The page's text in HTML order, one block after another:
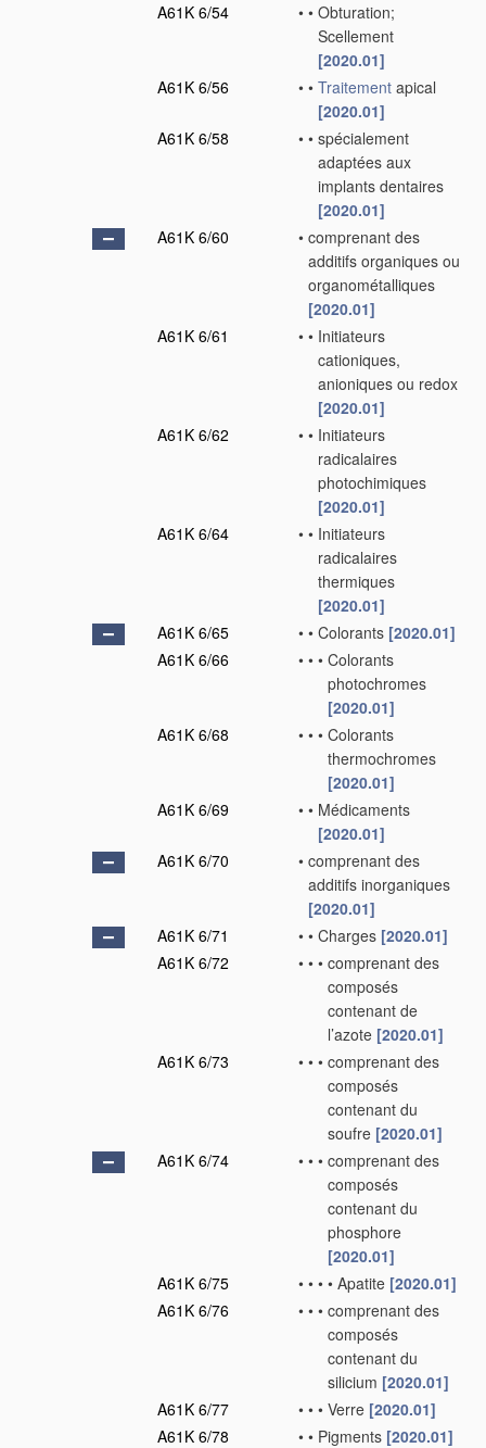
A61K 6/54
• • Obturation;
Scellement
[2020.01]
A61K 6/56
• • Traitement apical
[2020.01]
A61K 6/58
• • spécialement
adaptées aux
implants dentaires
[2020.01]
A61K 6/60
• comprenant des
additifs organiques ou
organométalliques
[2020.01]
A61K 6/61
• • Initiateurs
cationiques,
anioniques ou redox
[2020.01]
A61K 6/62
• • Initiateurs
radicalaires
photochimiques
[2020.01]
A61K 6/64
• • Initiateurs
radicalaires
thermiques
[2020.01]
A61K 6/65
• • Colorants [2020.01]
A61K 6/66
• • • Colorants
photochromes
[2020.01]
A61K 6/68
• • • Colorants
thermochromes
[2020.01]
A61K 6/69
• • Médicaments
[2020.01]
A61K 6/70
• comprenant des
additifs inorganiques
[2020.01]
A61K 6/71
• • Charges [2020.01]
A61K 6/72
• • • comprenant des
composés
contenant de
l’azote [2020.01]
A61K 6/73
• • • comprenant des
composés
contenant du
soufre [2020.01]
A61K 6/74
• • • comprenant des
composés
contenant du
phosphore
[2020.01]
A61K 6/75
• • • • Apatite [2020.01]
A61K 6/76
• • • comprenant des
composés
contenant du
silicium [2020.01]
A61K 6/77
• • • Verre [2020.01]
A61K 6/78
• • Pigments [2020.01]